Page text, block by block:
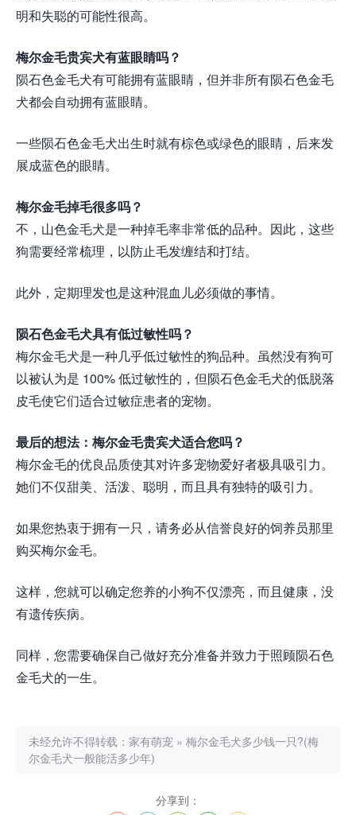
明和失聪的可能性很高。
梅尔金毛贵宾犬有蓝眼睛吗？
陨石色金毛犬有可能拥有蓝眼睛，但并非所有陨石色金毛
犬都会自动拥有蓝眼睛。
一些陨石色金毛犬出生时就有棕色或绿色的眼睛，后来发
展成蓝色的眼睛。
梅尔金毛掉毛很多吗？
不，山色金毛犬是一种掉毛率非常低的品种。因此，这些
狗需要经常梳理，以防止毛发缠结和打结。
此外，定期理发也是这种混血儿必须做的事情。
陨石色金毛犬具有低过敏性吗？
梅尔金毛犬是一种几乎低过敏性的狗品种。虽然没有狗可
以被认为是 100% 低过敏性的，但陨石色金毛犬的低脱落
皮毛使它们适合过敏症患者的宠物。
最后的想法：梅尔金毛贵宾犬适合您吗？
梅尔金毛的优良品质使其对许多宠物爱好者极具吸引力。
她们不仅甜美、活泼、聪明，而且具有独特的吸引力。
如果您热衷于拥有一只，请务必从信誉良好的饲养员那里
购买梅尔金毛。
这样，您就可以确定您养的小狗不仅漂亮，而且健康，没
有遗传疾病。
同样，您需要确保自己做好充分准备并致力于照顾陨石色
金毛犬的一生。
未经允许不得转载： 家有萌宠 » 梅尔金毛犬多少钱一只?(梅
尔金毛犬一般能活多少年)
分享到：